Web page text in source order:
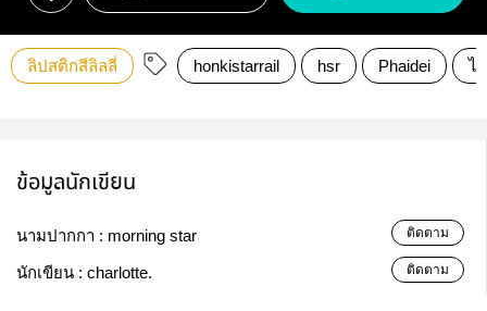
ลิปสติกสีลิลลี่ honkistarrail hsr Phaidei ไ
ข้อมูลนักเขียน
นามปากกา : morning star ติดตาม
นักเขียน : charlotte. ติดตาม